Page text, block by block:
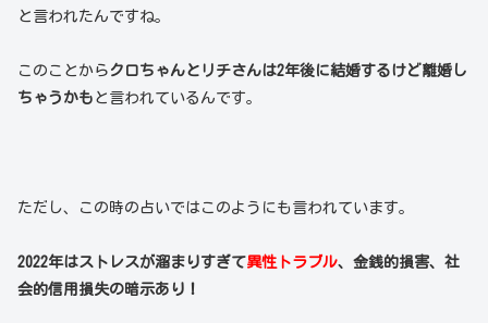
と言われたんですね。
このことから クロちゃんとリチさんは2年後に結婚するけど離婚し
ちゃうかも と言われているんです。
ただし、この時の占いではこのようにも言われています。
2022年はストレスが溜まりすぎて異性トラブル、金銭的損害、社
会的信用損失の暗示あり！